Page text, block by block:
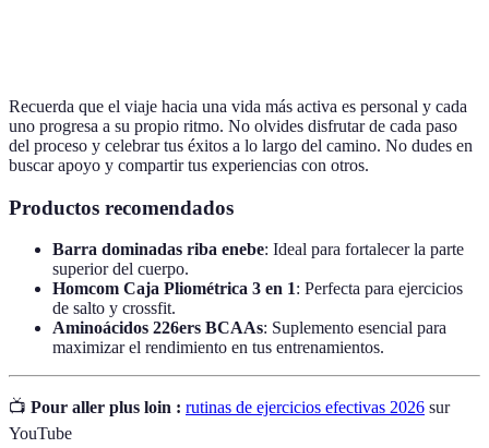
Recuerda que el viaje hacia una vida más activa es personal y cada
uno progresa a su propio ritmo. No olvides disfrutar de cada paso
del proceso y celebrar tus éxitos a lo largo del camino. No dudes en
buscar apoyo y compartir tus experiencias con otros.
Productos recomendados
Barra dominadas riba enebe: Ideal para fortalecer la parte
superior del cuerpo.
Homcom Caja Pliométrica 3 en 1: Perfecta para ejercicios
de salto y crossfit.
Aminoácidos 226ers BCAAs: Suplemento esencial para
maximizar el rendimiento en tus entrenamientos.
📺 Pour aller plus loin : rutinas de ejercicios efectivas 2026 sur
YouTube